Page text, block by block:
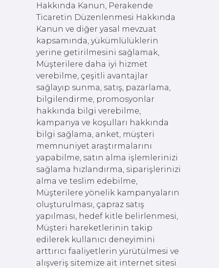
Hakkında Kanun, Perakende
Ticaretin Düzenlenmesi Hakkında
Kanun ve diğer yasal mevzuat
kapsamında, yükümlülüklerin
yerine getirilmesini sağlamak,
Müşterilere daha iyi hizmet
verebilme, çeşitli avantajlar
sağlayıp sunma, satış, pazarlama,
bilgilendirme, promosyonlar
hakkında bilgi verebilme,
kampanya ve koşulları hakkında
bilgi sağlama, anket, müşteri
memnuniyet araştırmalarını
yapabilme, satın alma işlemlerinizi
sağlama hızlandırma, siparişlerinizi
alma ve teslim edebilme,
Müşterilere yönelik kampanyaların
oluşturulması, çapraz satış
yapılması, hedef kitle belirlenmesi,
Müşteri hareketlerinin takip
edilerek kullanıcı deneyimini
arttırıcı faaliyetlerin yürütülmesi ve
alışveriş sitemize ait internet sitesi